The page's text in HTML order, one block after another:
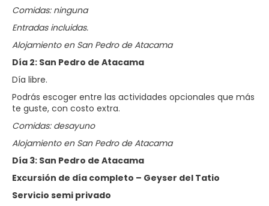
Comidas: ninguna
Entradas incluidas.
Alojamiento en San Pedro de Atacama
Día 2: San Pedro de Atacama
Día libre.
Podrás escoger entre las actividades opcionales que más
te guste, con costo extra.
Comidas: desayuno
Alojamiento en San Pedro de Atacama
Día 3: San Pedro de Atacama
Excursión de día completo – Geyser del Tatio
Servicio semi privado